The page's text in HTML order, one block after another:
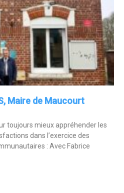
Maire de Maucourt
toujours mieux appréhender les
dans l’exercice des
: Avec Fabrice